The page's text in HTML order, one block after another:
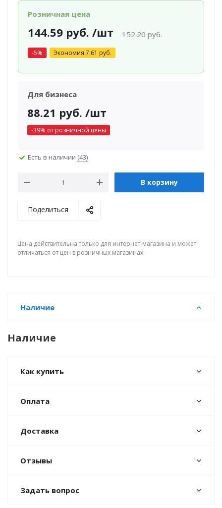
Розничная цена
144.59руб. /шт 152.20руб.
-5% Экономия 7.61 руб.
Для бизнеса
88.21 руб. /шт
-39% от розничной цены
Есть в наличии (43)
В корзину
Поделиться
Цена действительна только для интернет-магазина и может
отличаться от цен в розничных магазинах
Наличие
Наличие
Как купить
Оплата
Доставка
Отзывы
Задать вопрос